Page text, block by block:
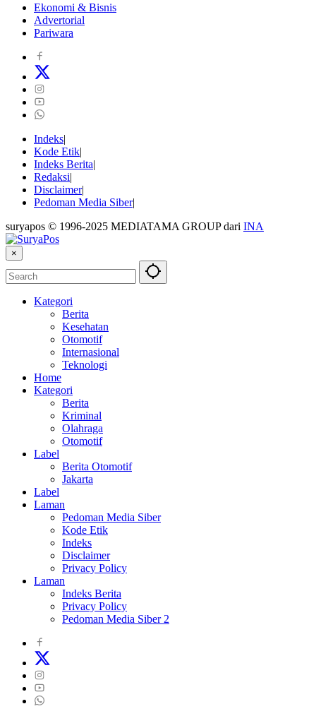
Ekonomi & Bisnis
Advertorial
Pariwara
Indeks
Kode Etik
Indeks Berita
Redaksi
Disclaimer
Pedoman Media Siber
suryapos © 1996-2025 MEDIATAMA GROUP dari INA
×
Kategori
Berita
Kesehatan
Otomotif
Internasional
Teknologi
Home
Kategori
Berita
Kriminal
Olahraga
Otomotif
Label
Berita Otomotif
Jakarta
Label
Laman
Pedoman Media Siber
Kode Etik
Indeks
Disclaimer
Privacy Policy
Laman
Indeks Berita
Privacy Policy
Pedoman Media Siber 2